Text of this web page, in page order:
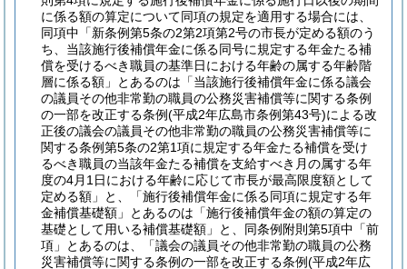
に係る額の算定について同項の規定を適用する場合には、
同項中「新条例第5条の2第2項第2号の市長が定める額のう
ち、当該施行後補償年金に係る同号に規定する年金たる補
償を受けるべき職員の基準日における年齢の属する年齢階
層に係る額」とあるのは「当該施行後補償年金に係る議会
の議員その他非常勤の職員の公務災害補償等に関する条例
の一部を改正する条例(平成2年広島市条例第43号)による改
正後の議会の議員その他非常勤の職員の公務災害補償等に
関する条例第5条の2第1項に規定する年金たる補償を受け
るべき職員の当該年金たる補償を支給すべき月の属する年
度の4月1日における年齢に応じて市長が最高限度額として
定める額」と、「施行後補償年金に係る同項に規定する年
金補償基礎額」とあるのは「施行後補償年金の額の算定の
基礎として用いる補償基礎額」と、同条例附則第5項中「前
項」とあるのは、「議会の議員その他非常勤の職員の公務
災害補償等に関する条例の一部を改正する条例(平成2年広